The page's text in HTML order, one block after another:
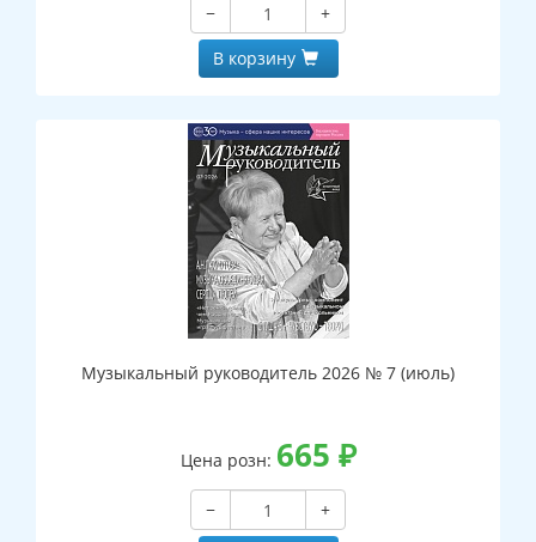
−
+
В корзину
Музыкальный руководитель 2026 № 7 (июль)
Цена розн: 665 ₽
−
+